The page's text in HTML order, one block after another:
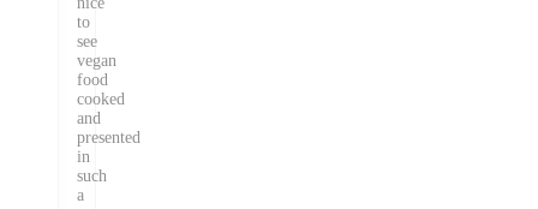
to
see
vegan
food
cooked
and
presented
in
such
a